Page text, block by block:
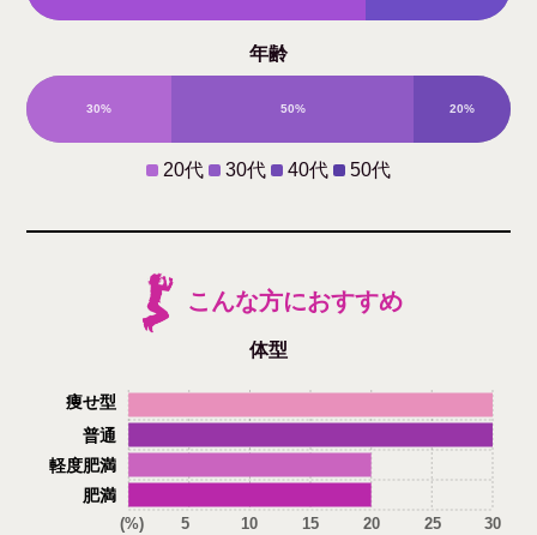
年齢
30% 50% 20% 0%
20代 30代 40代 50代
こんな方におすすめ
体型
肥満
軽度肥満
普通
痩せ型
(%) 5 10 15 20 25 30